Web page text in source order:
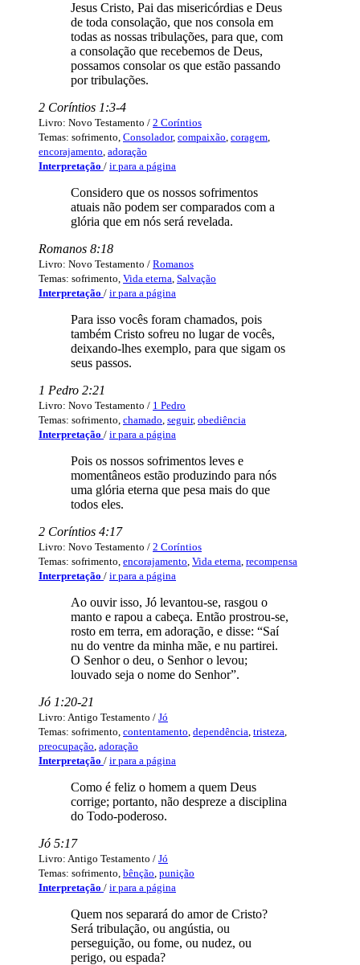
Jesus Cristo, Pai das misericórdias e Deus
de toda consolação, que nos consola em
todas as nossas tribulações, para que, com
a consolação que recebemos de Deus,
possamos consolar os que estão passando
por tribulações.
2 Coríntios 1:3-4
Livro: Novo Testamento / 2 Coríntios
Temas: sofrimento, Consolador, compaixão coragem
encorajamento adoração
Interpretação / ir para a página
Considero que os nossos sofrimentos
atuais não podem ser comparados com a
glória que em nós será revelada.
Romanos 8:18
Livro: Novo Testamento / Romanos
Temas: sofrimento, Vida eterna Salvação
Interpretação / ir para a página
Para isso vocês foram chamados, pois
também Cristo sofreu no lugar de vocês,
deixando-lhes exemplo, para que sigam os
seus passos.
1 Pedro 2:21
Livro: Novo Testamento / 1 Pedro
Temas: sofrimento, chamado seguir, obediência
Interpretação / ir para a página
Pois os nossos sofrimentos leves e
momentâneos estão produzindo para nós
uma glória eterna que pesa mais do que
todos eles.
2 Coríntios 4:17
Livro: Novo Testamento / 2 Coríntios
Temas: sofrimento, encorajamento Vida eterna recompensa
Interpretação / ir para a página
Ao ouvir isso, Jó levantou-se, rasgou o
manto e rapou a cabeça. Então prostrou-se,
rosto em terra, em adoração, e disse: “Saí
nu do ventre da minha mãe, e nu partirei.
O Senhor o deu, o Senhor o levou;
louvado seja o nome do Senhor”.
Jó 1:20-21
Livro: Antigo Testamento / Jó
Temas: sofrimento, contentamento dependência tristeza
preocupação adoração
Interpretação / ir para a página
Como é feliz o homem a quem Deus
corrige; portanto, não despreze a disciplina
do Todo-poderoso.
Jó 5:17
Livro: Antigo Testamento / Jó
Temas: sofrimento, bênção punição
Interpretação / ir para a página
Quem nos separará do amor de Cristo?
Será tribulação, ou angústia, ou
perseguição, ou fome, ou nudez, ou
perigo, ou espada?